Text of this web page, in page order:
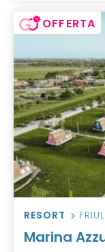
OFFERTA
RESORT
Marina